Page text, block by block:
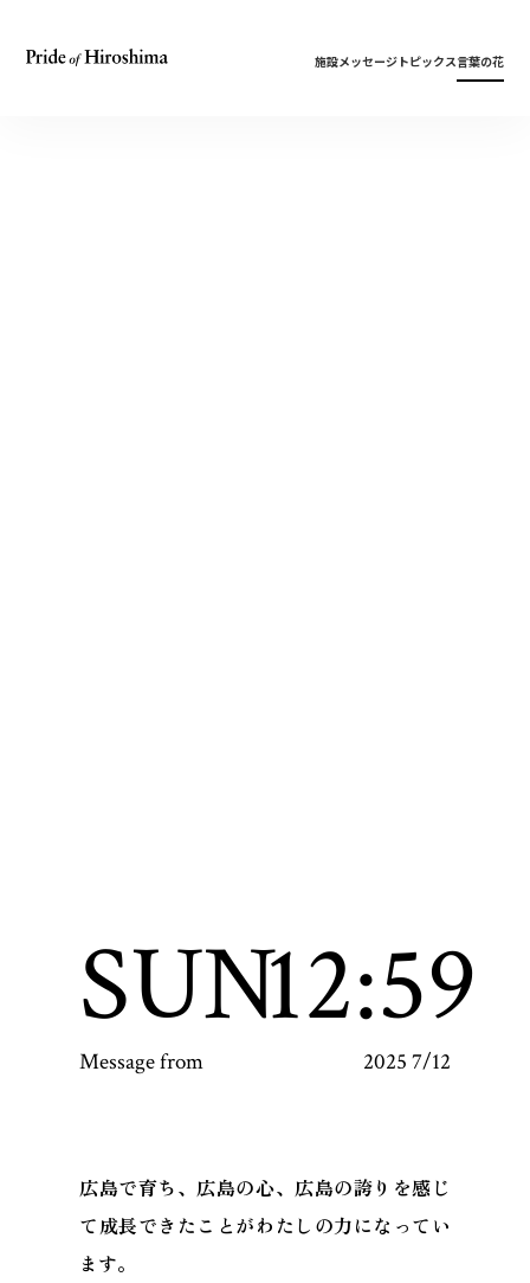
施設メッセージトピックス言葉の花
SUN12:59
Message from 2025 7/12
広島で育ち、広島の心、広島の誇りを感じ
て成長できたことがわたしの力になってい
ます。